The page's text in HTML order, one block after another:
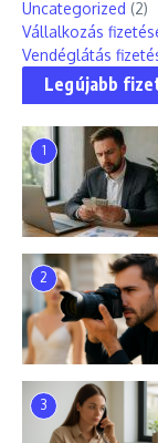
Uncategorized (2)
Vállalkozás
Vendéglátás
Legújabb
1
2
3